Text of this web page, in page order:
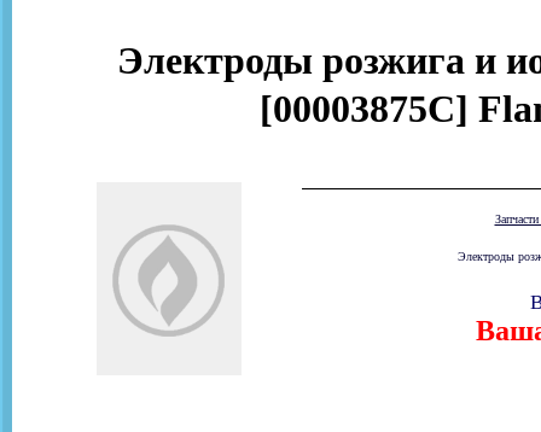
Электроды розжига и
[00003875C]
Запчасти
Электроды